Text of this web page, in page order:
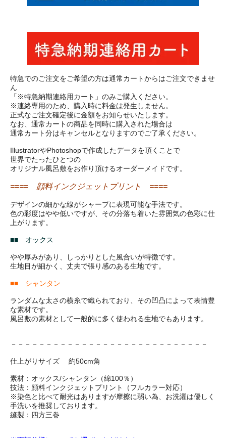
特急でのご注文をご希望の方は通常カートからはご注文できませ
ん
「※特急納期連絡用カート」のみご購入ください。
※連絡専用のため、購入時に料金は発生しません。
正式なご注文確定後に金額をお知らせいたします。
なお、通常カートの商品を同時に購入された場合は
通常カート分はキャンセルとなりますのでご了承ください。
IllustratorやPhotoshopで作成したデータを頂くことで
世界でたったひとつの
オリジナル風呂敷をお作り頂けるオーダーメイドです。
==== 顔料インクジェットプリント ====
デザインの細かな線がシャープに表現可能な手法です。
色の彩度はやや低いですが、その分落ち着いた雰囲気の色彩に仕
上がります。
■■ オックス
やや厚みがあり、しっかりとした風合いが特徴です。
生地目が細かく、丈夫で張り感のある生地です。
■■ シャンタン
ランダムな太さの横糸で織られており、その凹凸によって表情豊
な素材です。
風呂敷の素材として一般的に多く使われる生地でもあります。
－－－－－－－－－－－－－－－－－－－－－－－－－－－－
仕上がりサイズ 約50cm角
素材：オックス/シャンタン（綿100％）
技法：顔料インクジェットプリント（フルカラー対応）
※染色と比べて耐光はありますが摩擦に弱い為、お洗濯は優しく
手洗いを推奨しております。
縫製：四方三巻